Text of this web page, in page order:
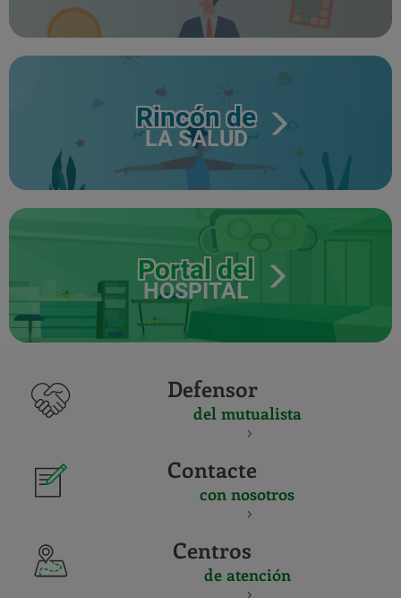
Rincón de
LA SALUD
Portal del
HOSPITAL
Defensor
del mutualista
Contacte
con nosotros
Centros
de atención